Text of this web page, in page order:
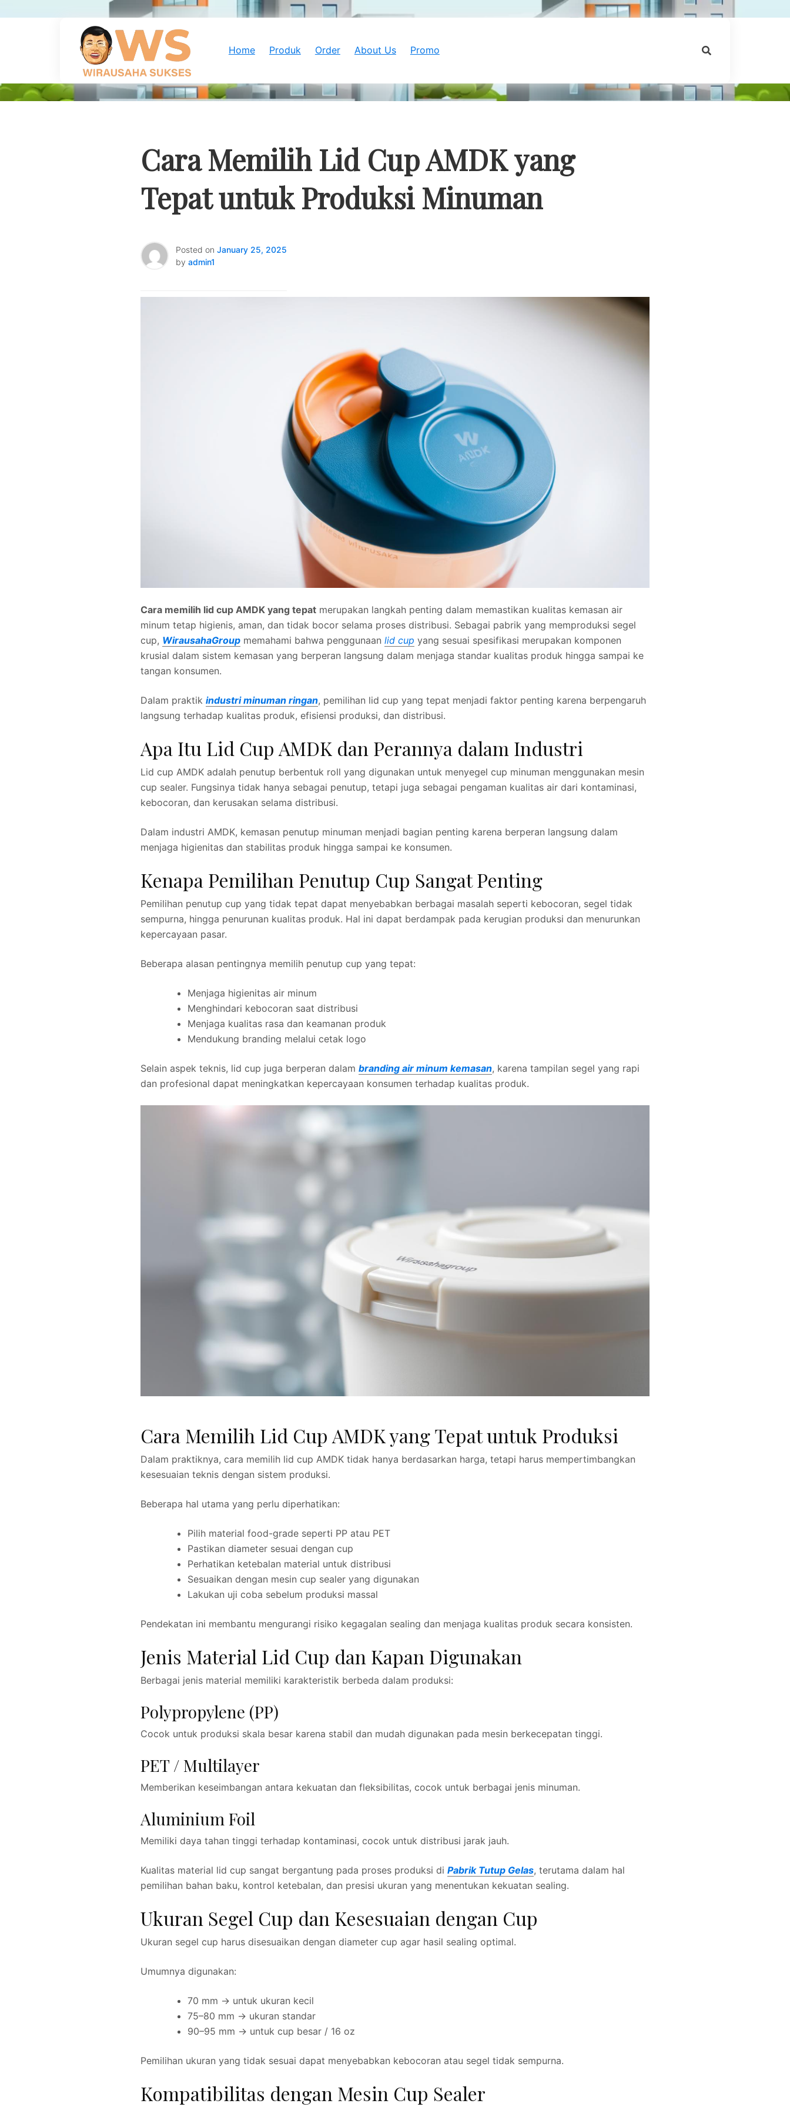
to
Home
Produk Order About Us Promo
Cara Memilih Lid Cup AMDK yang
Tepat untuk Produksi Minuman
Posted on January 25, 2025
by admin1
Cara memilih lid cup AMDK yang tepat merupakan langkah penting dalam memastikan kualitas kemasan air
minum tetap higienis, aman, dan tidak bocor selama proses distribusi. Sebagai pabrik yang memproduksi segel
cup, WirausahaGroup memahami bahwa penggunaan lid cup yang sesuai spesifikasi merupakan komponen
krusial dalam sistem kemasan yang berperan langsung dalam menjaga standar kualitas produk hingga sampai ke
tangan konsumen.
Dalam praktik industri minuman ringan, pemilihan lid cup yang tepat menjadi faktor penting karena berpengaruh
langsung terhadap kualitas produk, efisiensi produksi, dan distribusi.
Apa Itu Lid Cup AMDK dan Perannya dalam Industri
Lid cup AMDK adalah penutup berbentuk roll yang digunakan untuk menyegel cup minuman menggunakan mesin
cup sealer. Fungsinya tidak hanya sebagai penutup, tetapi juga sebagai pengaman kualitas air dari kontaminasi,
kebocoran, dan kerusakan selama distribusi.
Dalam industri AMDK, kemasan penutup minuman menjadi bagian penting karena berperan langsung dalam
menjaga higienitas dan stabilitas produk hingga sampai ke konsumen.
Kenapa Pemilihan Penutup Cup Sangat Penting
Pemilihan penutup cup yang tidak tepat dapat menyebabkan berbagai masalah seperti kebocoran, segel tidak
sempurna, hingga penurunan kualitas produk. Hal ini dapat berdampak pada kerugian produksi dan menurunkan
kepercayaan pasar.
Beberapa alasan pentingnya memilih penutup cup yang tepat:
Menjaga higienitas air minum
Menghindari kebocoran saat distribusi
Menjaga kualitas rasa dan keamanan produk
Mendukung branding melalui cetak logo
Selain aspek teknis, lid cup juga berperan dalam branding air minum kemasan, karena tampilan segel yang rapi
dan profesional dapat meningkatkan kepercayaan konsumen terhadap kualitas produk.
Cara Memilih Lid Cup AMDK yang Tepat untuk Produksi
Dalam praktiknya, cara memilih lid cup AMDK tidak hanya berdasarkan harga, tetapi harus mempertimbangkan
kesesuaian teknis dengan sistem produksi.
Beberapa hal utama yang perlu diperhatikan:
Pilih material food-grade seperti PP atau PET
Pastikan diameter sesuai dengan cup
Perhatikan ketebalan material untuk distribusi
Sesuaikan dengan mesin cup sealer yang digunakan
Lakukan uji coba sebelum produksi massal
Pendekatan ini membantu mengurangi risiko kegagalan sealing dan menjaga kualitas produk secara konsisten.
Jenis Material Lid Cup dan Kapan Digunakan
Berbagai jenis material memiliki karakteristik berbeda dalam produksi:
Polypropylene (PP)
Cocok untuk produksi skala besar karena stabil dan mudah digunakan pada mesin berkecepatan tinggi.
PET / Multilayer
Memberikan keseimbangan antara kekuatan dan fleksibilitas, cocok untuk berbagai jenis minuman.
Aluminium Foil
Memiliki daya tahan tinggi terhadap kontaminasi, cocok untuk distribusi jarak jauh.
Kualitas material lid cup sangat bergantung pada proses produksi di Pabrik Tutup Gelas, terutama dalam hal
pemilihan bahan baku, kontrol ketebalan, dan presisi ukuran yang menentukan kekuatan sealing.
Ukuran Segel Cup dan Kesesuaian dengan Cup
Ukuran segel cup harus disesuaikan dengan diameter cup agar hasil sealing optimal.
Umumnya digunakan:
70 mm → untuk ukuran kecil
75–80 mm → ukuran standar
90–95 mm → untuk cup besar / 16 oz
Pemilihan ukuran yang tidak sesuai dapat menyebabkan kebocoran atau segel tidak sempurna.
Kompatibilitas dengan Mesin Cup Sealer